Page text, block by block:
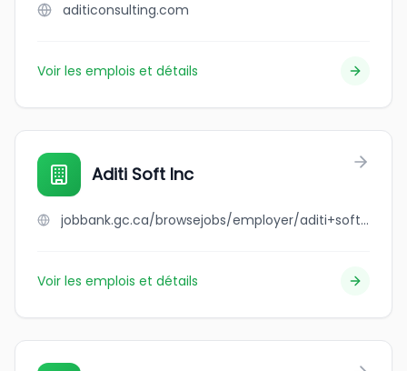
aditiconsulting.com
Voir les emplois et détails
Aditi Soft Inc
jobbank.gc.ca/browsejobs/employer/aditi+soft+inc/ca
Voir les emplois et détails